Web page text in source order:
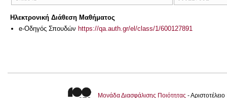
Ηλεκτρονική Διάθεση Μαθήματος
e-Οδηγός Σπουδών https://qa.auth.gr/el/class/1/600127891
Μονάδα Διασφάλισης Ποιότητας -